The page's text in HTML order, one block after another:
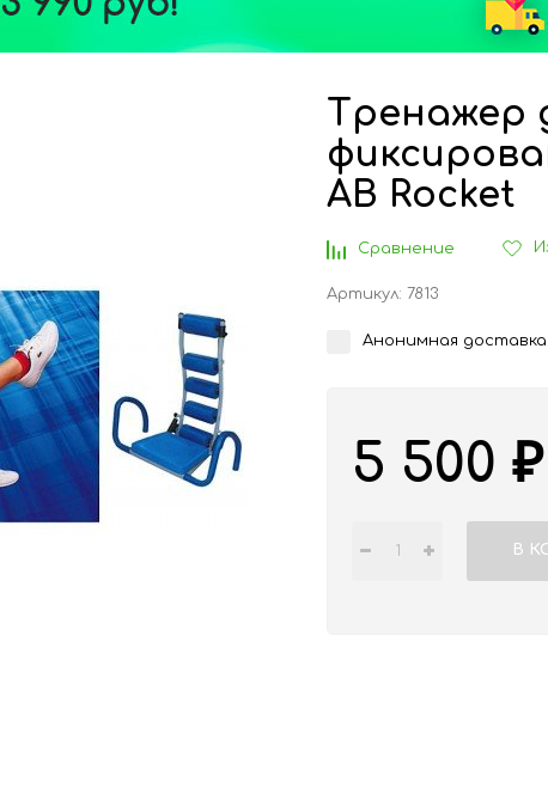
Тренажер
AB Rocket
Сравнение
Артикул: 7813
Анонимная доставка
5 500 ₽
В